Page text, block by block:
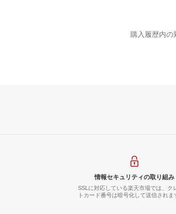
購入履歴内の
情報セキュリティの取り組み
SSLに対応している楽天市場では、ク
トカード番号は暗号化して送信されま